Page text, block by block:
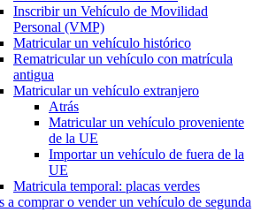
Inscribir un Vehículo de Movilidad
Personal (VMP)
Matricular un vehículo histórico
Rematricular un vehículo con matrícula
antigua
Matricular un vehículo extranjero
Atrás
Matricular un vehículo proveniente
de la UE
Importar un vehículo de fuera de la
UE
Matricula temporal: placas verdes
a comprar o vender un vehículo de segunda